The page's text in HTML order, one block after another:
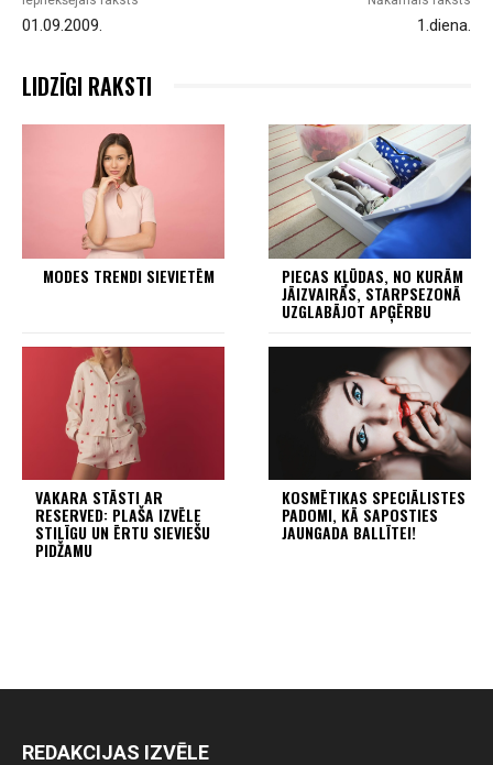
01.09.2009. 1.diena.
LIDZĪGI RAKSTI
MODES TRENDI SIEVIETĒM PIECAS KĻŪDAS, NO KURĀM
JĀIZVAIRĀS, STARPSEZONĀ
UZGLABĀJOT APĢĒRBU
VAKARA STĀSTI AR
RESERVED: PLAŠA IZVĒLE
STILĪGU UN ĒRTU SIEVIEŠU
PIDŽAMU
KOSMĒTIKAS SPECIĀLISTES
PADOMI, KĀ SAPOSTIES
JAUNGADA BALLĪTEI!
REDAKCIJAS IZVĒLE